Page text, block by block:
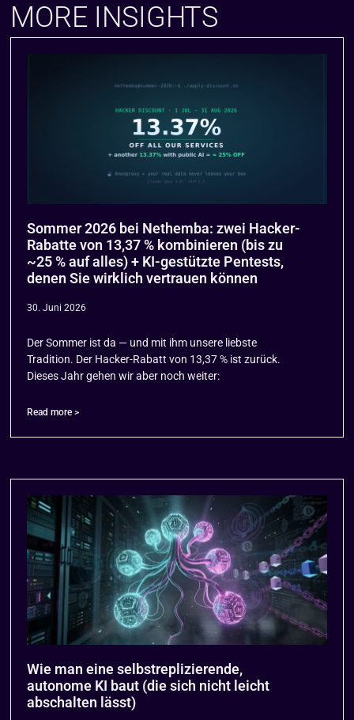
MORE INSIGHTS
Sommer 2026 bei Nethemba: zwei Hacker-
Rabatte von 13,37 % kombinieren (bis zu
~25 % auf alles) + KI-gestützte Pentests,
denen Sie wirklich vertrauen können
30. Juni 2026
Der Sommer ist da — und mit ihm unsere liebste
Tradition. Der Hacker-Rabatt von 13,37 % ist zurück.
Dieses Jahr gehen wir aber noch weiter:
Read more >
Wie man eine selbstreplizierende,
autonome KI baut (die sich nicht leicht
abschalten lässt)